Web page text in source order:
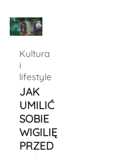
Kultura
i
lifestyle
JAK
UMILIĆ
SOBIE
WIGILIĘ
PRZED